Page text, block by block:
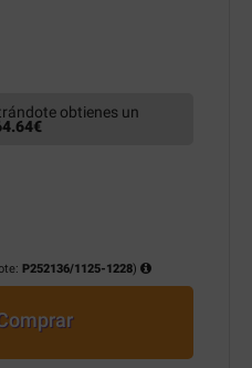
obtienes un
€
P252136/1125-1228)